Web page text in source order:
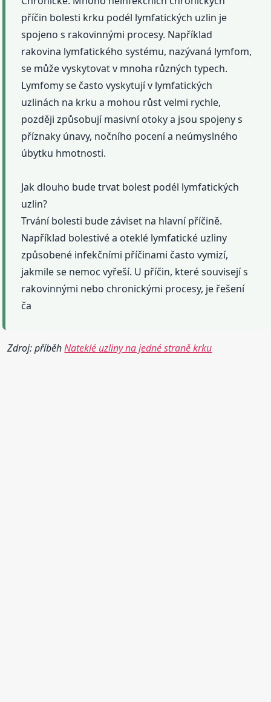
příčin bolesti krku podél lymfatických uzlin je
spojeno s rakovinnými procesy. Například
rakovina lymfatického systému, nazývaná lymfom,
se může vyskytovat v mnoha různých typech.
Lymfomy se často vyskytují v lymfatických
uzlinách na krku a mohou růst velmi rychle,
později způsobují masivní otoky a jsou spojeny s
příznaky únavy, nočního pocení a neúmyslného
úbytku hmotnosti.
Jak dlouho bude trvat bolest podél lymfatických
uzlin?
Trvání bolesti bude záviset na hlavní příčině.
Například bolestivé a oteklé lymfatické uzliny
způsobené infekčními příčinami často vymizí,
jakmile se nemoc vyřeší. U příčin, které souvisejí s
rakovinnými nebo chronickými procesy, je řešení
ča
Zdroj: příběhNateklé uzliny na jedné straně krku